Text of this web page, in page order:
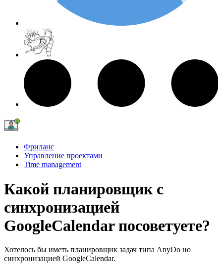
Фриланс
Управление проектами
Time management
Какой планировщик с
синхронизацией
GoogleCalendar посоветуете?
Хотелось бы иметь планировщик задач типа AnyDo но
синхронизацией GoogleCalendar.